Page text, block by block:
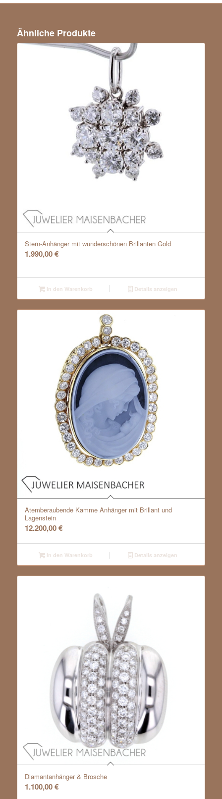
Ähnliche Produkte
Stern-Anhänger mit wunderschönen Brillanten Gold
1.990,00€
In den Warenkorb Details anzeigen
Atemberaubende Kamme Anhänger mit Brillant und
Lagenstein
12.200,00€
In den Warenkorb Details anzeigen
Diamantanhänger & Brosche
1.100,00€